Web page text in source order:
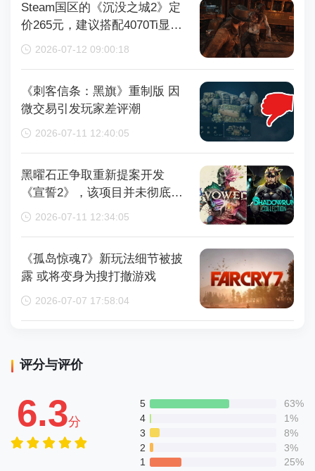
Steam国区的《沉没之城2》定
价265元，建议搭配4070Ti显卡
以获得较好体验
2026-07-12 09:00:18
《刺客信条：黑旗》重制版 因
微交易引发玩家差评潮
2026-07-11 12:40:05
黑曜石正争取重新提案开发
《宣誓2》，该项目并未彻底取
消
2026-07-11 12:34:05
《孤岛惊魂7》新玩法细节被披
露 或将变身为搜打撤游戏
2026-07-07 17:58:04
评分与评价
6.3分
5
63%
4
1%
3
8%
2
3%
1
25%